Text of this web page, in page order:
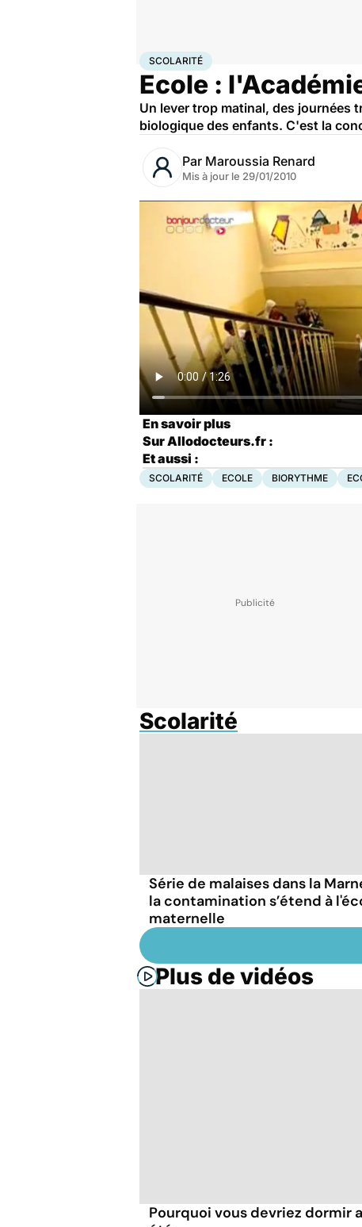
Accueil SantéScolarité
SCOLARITÉ
Ecole :
Un lever trop matinal, des journées
biologique des enfants. C'est la
Par Maroussia Renard
Mis à jour le 29/01/2010
En savoir plus
Sur Allodocteurs.fr :
Et aussi :
SCOLARITÉ ECOLE BIORYTHME
Scolarité
Série de malaises dans la
la contamination s’étend à
maternelle
Plus de vidéos
Pourquoi vous devriez dormir